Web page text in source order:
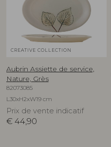
CREATIVE COLLECTION
Aubrin Assiette de service,
Nature, Grès
82073085
L30xH2xW19 cm
Prix de vente indicatif
€ 44,90